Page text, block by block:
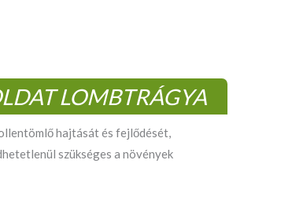
LOMBTRÁGYA
hajtását és fejlődését,
szükséges a növények